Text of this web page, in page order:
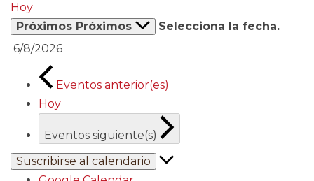
Hoy
Próximos Próximos Selecciona la fecha.
Eventos anterior(es)
Hoy
Eventos siguiente(s)
Suscribirse al calendario